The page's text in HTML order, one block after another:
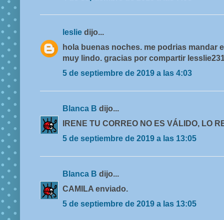
leslie dijo...
hola buenas noches. me podrias mandar
muy lindo. gracias por compartir
5 de septiembre de 2019 a las 4:03
Blanca B dijo...
IRENE TU CORREO NO ES VÁLIDO, LO
5 de septiembre de 2019 a las 13:05
Blanca B dijo...
CAMILA enviado.
5 de septiembre de 2019 a las 13:05